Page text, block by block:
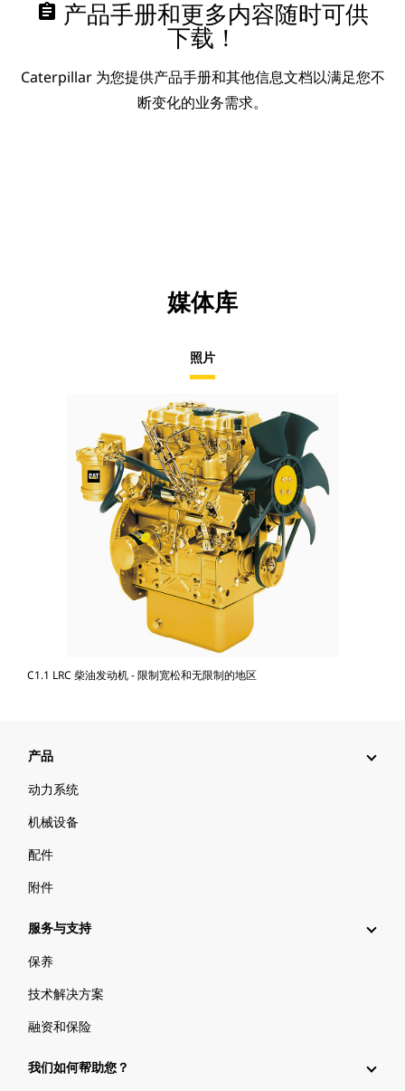
assignment 产品手册和更多内容随时可供
下载！
Caterpillar 为您提供产品手册和其他信息文档以满足您不
断变化的业务需求。
媒体库
照片
C1.1 LRC 柴油发动机 - 限制宽松和无限制的地区
产品
动力系统
机械设备
配件
附件
服务与支持
保养
技术解决方案
融资和保险
我们如何帮助您？